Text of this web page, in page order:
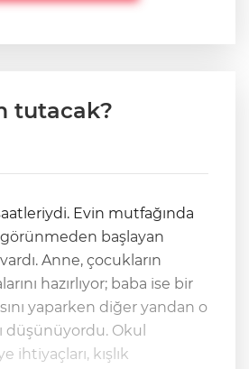
tutacak?
Evin mutfağında
görünmeden başlayan
Anne, çocukların
hazırlıyor; baba ise bir
yaparken diğer yandan o
düşünüyordu. Okul
ihtiyaçları, kışlık